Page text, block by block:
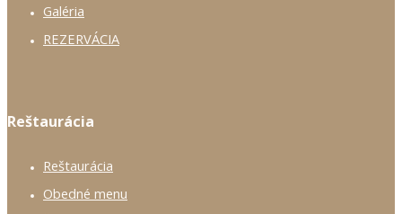
Galéria
REZERVÁCIA
Reštaurácia
Reštaurácia
Obedné menu